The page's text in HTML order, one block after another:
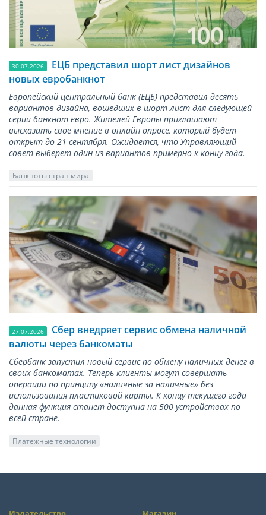
30.07.2026
ЕЦБ представил шорт лист дизайнов
новых евробанкнот
Европейский центральный банк (ЕЦБ) представил десять
вариантов дизайна, вошедших в шорт лист для следующей
серии банкнот евро. Жителей Европы приглашают
высказать свое мнение в онлайн опросе, который будет
открыт до 21 сентября. Ожидается, что Управляющий
совет выберет один из вариантов примерно к концу года.
Банкноты стран мира
27.07.2026
Сбер внедряет сервис обмена наличной
валюты через банкоматы
Сбербанк запустил новый сервис по обмену наличных денег в
своих банкоматах. Теперь клиенты могут совершать
операции по принципу «наличные за наличные» без
использования пластиковой карты. К концу текущего года
данная функция станет доступна на 500 устройствах по
всей стране.
Платежные технологии